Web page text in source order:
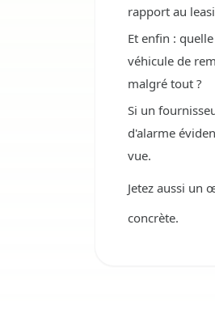
rapport au
Et enfin :
véhicule de
malgré tout ?
Si un
d'alarme
vue.
Jetez aussi un
concrète.